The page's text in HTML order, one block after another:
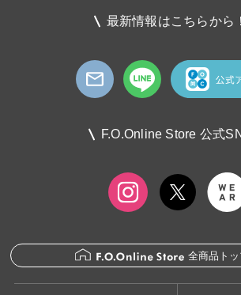
最新情報はこちらから！
F.O.Online Store 公式
全商品ト